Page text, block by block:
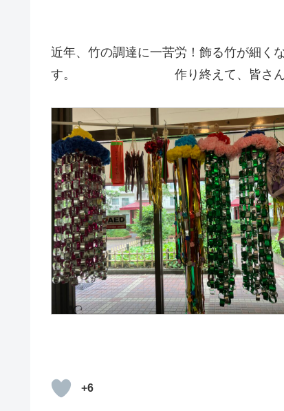
近年、竹の調達に一苦労！飾る竹が細く
す。 作り終えて、皆さんでお
+6